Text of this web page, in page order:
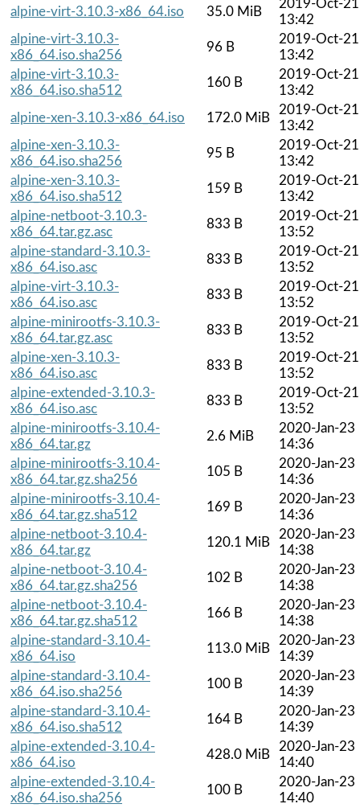
alpine-virt-3.10.3-x86_64.iso
35.0 MiB
2019-Oct-21
13:42
alpine-virt-3.10.3-
x86_64.iso.sha256
96 B
2019-Oct-21
13:42
alpine-virt-3.10.3-
x86_64.iso.sha512
160 B
2019-Oct-21
13:42
alpine-xen-3.10.3-x86_64.iso
172.0 MiB
2019-Oct-21
13:42
alpine-xen-3.10.3-
x86_64.iso.sha256
95 B
2019-Oct-21
13:42
alpine-xen-3.10.3-
x86_64.iso.sha512
159 B
2019-Oct-21
13:42
alpine-netboot-3.10.3-
x86_64.tar.gz.asc
833 B
2019-Oct-21
13:52
alpine-standard-3.10.3-
x86_64.iso.asc
833 B
2019-Oct-21
13:52
alpine-virt-3.10.3-
x86_64.iso.asc
833 B
2019-Oct-21
13:52
alpine-minirootfs-3.10.3-
x86_64.tar.gz.asc
833 B
2019-Oct-21
13:52
alpine-xen-3.10.3-
x86_64.iso.asc
833 B
2019-Oct-21
13:52
alpine-extended-3.10.3-
x86_64.iso.asc
833 B
2019-Oct-21
13:52
alpine-minirootfs-3.10.4-
x86_64.tar.gz
2.6 MiB
2020-Jan-23
14:36
alpine-minirootfs-3.10.4-
x86_64.tar.gz.sha256
105 B
2020-Jan-23
14:36
alpine-minirootfs-3.10.4-
x86_64.tar.gz.sha512
169 B
2020-Jan-23
14:36
alpine-netboot-3.10.4-
x86_64.tar.gz
120.1 MiB
2020-Jan-23
14:38
alpine-netboot-3.10.4-
x86_64.tar.gz.sha256
102 B
2020-Jan-23
14:38
alpine-netboot-3.10.4-
x86_64.tar.gz.sha512
166 B
2020-Jan-23
14:38
alpine-standard-3.10.4-
x86_64.iso
113.0 MiB
2020-Jan-23
14:39
alpine-standard-3.10.4-
x86_64.iso.sha256
100 B
2020-Jan-23
14:39
alpine-standard-3.10.4-
x86_64.iso.sha512
164 B
2020-Jan-23
14:39
alpine-extended-3.10.4-
x86_64.iso
428.0 MiB
2020-Jan-23
14:40
alpine-extended-3.10.4-
x86_64.iso.sha256
100 B
2020-Jan-23
14:40